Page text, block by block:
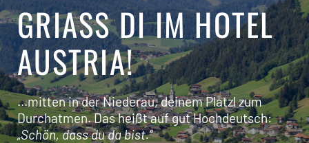
GRIASS DI IM HOTEL A
USTRIA!
...mitten in der Niederau, deinem Platzl zum
Durchatmen. Das heißt auf gut Hochdeutsch:
„Schön, dass du da bist.“